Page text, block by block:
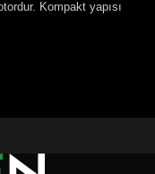
Kompakt yapısı